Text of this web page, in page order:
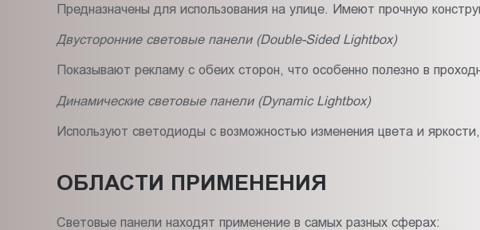
Предназначены для использования на улице. Имеют прочную
Двусторонние световые панели (Double-Sided Lightbox)
Показывают рекламу с обеих сторон, что особенно полезно в
Динамические световые панели (Dynamic Lightbox)
Используют светодиоды с возможностью изменения цвета и
ОБЛАСТИ ПРИМЕНЕНИЯ
Световые панели находят применение в самых разных сферах: